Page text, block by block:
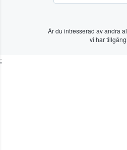
Är du intresserad av andra
vi har
;